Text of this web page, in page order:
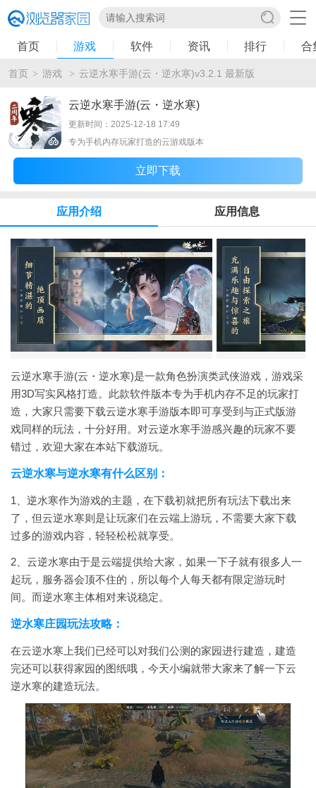
首页 游戏 软件 资讯 排行 合
首页 > 游戏 > 云逆水寒手游(云・逆水寒)v3.2.1 最新版
云逆水寒手游(云・逆水寒)
更新时间：2025-12-18 17:49
专为手机内存玩家打造的云游戏版本
立即下载
应用介绍 应用信息
云逆水寒手游(云・逆水寒)是一款角色扮演类武侠游戏，游戏采
用3D写实风格打造。此款软件版本专为手机内存不足的玩家打
造，大家只需要下载云逆水寒手游版本即可享受到与正式版游
戏同样的玩法，十分好用。对云逆水寒手游感兴趣的玩家不要
错过，欢迎大家在本站下载游玩。
云逆水寒与逆水寒有什么区别：
1、逆水寒作为游戏的主题，在下载初就把所有玩法下载出来
了，但云逆水寒则是让玩家们在云端上游玩，不需要大家下载
过多的游戏内容，轻轻松松就享受。
2、云逆水寒由于是云端提供给大家，如果一下子就有很多人一
起玩，服务器会顶不住的，所以每个人每天都有限定游玩时
间。而逆水寒主体相对来说稳定。
逆水寒庄园玩法攻略：
在云逆水寒上我们已经可以对我们公测的家园进行建造，建造
完还可以获得家园的图纸哦，今天小编就带大家来了解一下云
逆水寒的建造玩法。